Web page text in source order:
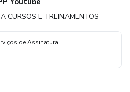
Youtube
CURSOS E TREINAMENTOS
de Assinatura